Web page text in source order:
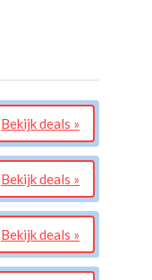
Bekijk deals »
Bekijk deals »
Bekijk deals »